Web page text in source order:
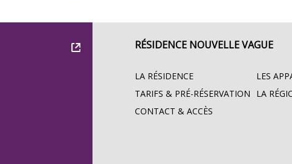
RÉSIDENCE NOUVELLE VAGUE
LA RÉSIDENCE
LES
TARIFS & PRÉ-RÉSERVATION
LA
CONTACT & ACCÈS